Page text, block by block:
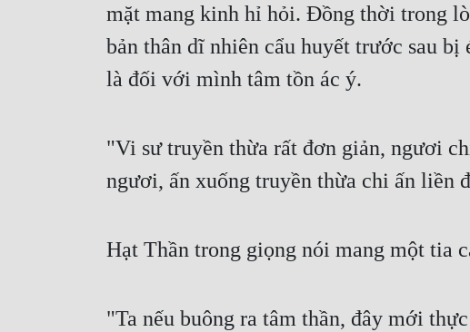
mặt mang kinh hỉ hỏi. Đồng thời trong
bản thân dĩ nhiên cẩu huyết trước sau
là đối với mình tâm tồn ác ý.
"Vi sư truyền thừa rất đơn giản, ngươi
ngươi, ấn xuống truyền thừa chi ấn liền
Hạt Thần trong giọng nói mang một tia
"Ta nếu buông ra tâm thần, đây mới